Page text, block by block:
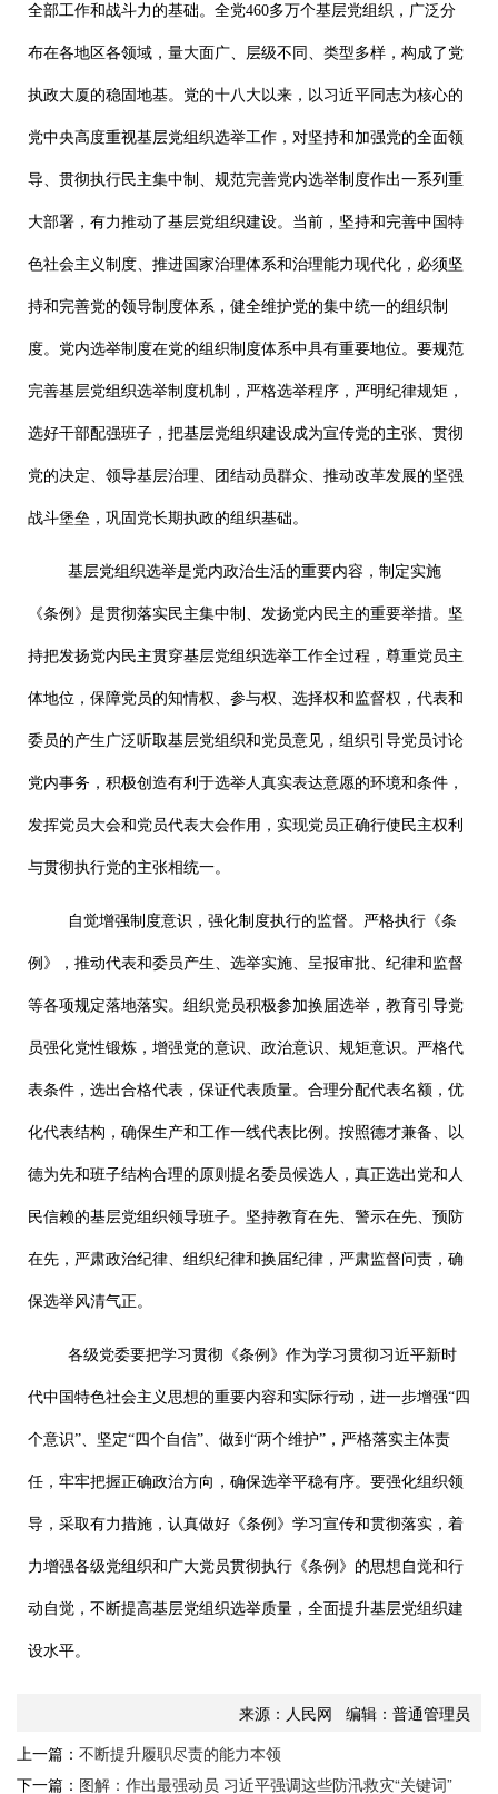
全部工作和战斗力的基础。全党460多万个基层党组织，广泛分
布在各地区各领域，量大面广、层级不同、类型多样，构成了党
执政大厦的稳固地基。党的十八大以来，以习近平同志为核心的
党中央高度重视基层党组织选举工作，对坚持和加强党的全面领
导、贯彻执行民主集中制、规范完善党内选举制度作出一系列重
大部署，有力推动了基层党组织建设。当前，坚持和完善中国特
色社会主义制度、推进国家治理体系和治理能力现代化，必须坚
持和完善党的领导制度体系，健全维护党的集中统一的组织制
度。党内选举制度在党的组织制度体系中具有重要地位。要规范
完善基层党组织选举制度机制，严格选举程序，严明纪律规矩，
选好干部配强班子，把基层党组织建设成为宣传党的主张、贯彻
党的决定、领导基层治理、团结动员群众、推动改革发展的坚强
战斗堡垒，巩固党长期执政的组织基础。
基层党组织选举是党内政治生活的重要内容，制定实施
《条例》是贯彻落实民主集中制、发扬党内民主的重要举措。坚
持把发扬党内民主贯穿基层党组织选举工作全过程，尊重党员主
体地位，保障党员的知情权、参与权、选择权和监督权，代表和
委员的产生广泛听取基层党组织和党员意见，组织引导党员讨论
党内事务，积极创造有利于选举人真实表达意愿的环境和条件，
发挥党员大会和党员代表大会作用，实现党员正确行使民主权利
与贯彻执行党的主张相统一。
自觉增强制度意识，强化制度执行的监督。严格执行《条
例》，推动代表和委员产生、选举实施、呈报审批、纪律和监督
等各项规定落地落实。组织党员积极参加换届选举，教育引导党
员强化党性锻炼，增强党的意识、政治意识、规矩意识。严格代
表条件，选出合格代表，保证代表质量。合理分配代表名额，优
化代表结构，确保生产和工作一线代表比例。按照德才兼备、以
德为先和班子结构合理的原则提名委员候选人，真正选出党和人
民信赖的基层党组织领导班子。坚持教育在先、警示在先、预防
在先，严肃政治纪律、组织纪律和换届纪律，严肃监督问责，确
保选举风清气正。
各级党委要把学习贯彻《条例》作为学习贯彻习近平新时
代中国特色社会主义思想的重要内容和实际行动，进一步增强“四
个意识”、坚定“四个自信”、做到“两个维护”，严格落实主体责
任，牢牢把握正确政治方向，确保选举平稳有序。要强化组织领
导，采取有力措施，认真做好《条例》学习宣传和贯彻落实，着
力增强各级党组织和广大党员贯彻执行《条例》的思想自觉和行
动自觉，不断提高基层党组织选举质量，全面提升基层党组织建
设水平。
来源：人民网 编辑：普通管理员
上一篇： 不断提升履职尽责的能力本领
下一篇： 图解：作出最强动员 习近平强调这些防汛救灾“关键词”